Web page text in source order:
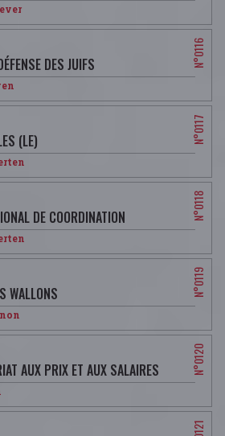
DES JUIFS
(LE)
DE COORDINATION
WALLONS
AUX PRIX ET AUX SALAIRES